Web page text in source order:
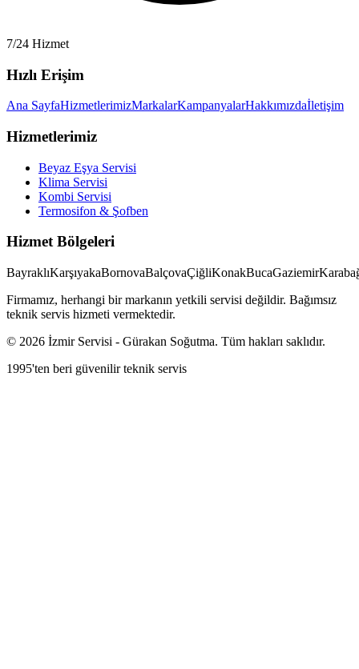
7/24 Hizmet
Hızlı Erişim
Ana SayfaHizmetlerimizMarkalarKampanyalarHakkımızdaİletişim
Hizmetlerimiz
Beyaz Eşya Servisi
Klima Servisi
Kombi Servisi
Termosifon & Şofben
Hizmet Bölgeleri
BayraklıKarşıyakaBornovaBalçovaÇiğliKonakBucaGaziemir
Firmamız, herhangi bir markanın yetkili servisi değildir. Bağımsız
teknik servis hizmeti vermektedir.
© 2026 İzmir Servisi - Gürakan Soğutma. Tüm hakları saklıdır.
1995'ten beri güvenilir teknik servis